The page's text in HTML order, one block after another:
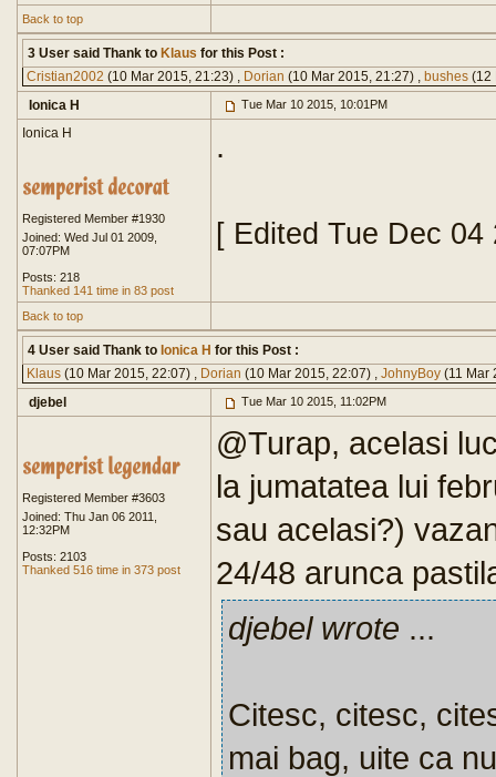
Back to top
3 User said Thank to Klaus for this Post :
Cristian2002 (10 Mar 2015, 21:23) , Dorian (10 Mar 2015, 21:27) , bushes (12
Ionica H
Tue Mar 10 2015, 10:01PM
Ionica H
Registered Member #1930
Joined: Wed Jul 01 2009,
07:07PM
Posts: 218
Thanked 141 time in 83 post
.
[ Edited Tue Dec
Back to top
4 User said Thank to Ionica H for this Post :
Klaus (10 Mar 2015, 22:07) , Dorian (10 Mar 2015, 22:07) , JohnyBoy (11 Mar
djebel
Tue Mar 10 2015, 11:02PM
Registered Member #3603
Joined: Thu Jan 06 2011,
12:32PM
Posts: 2103
Thanked 516 time in 373 post
@Turap, acelasi
la jumatatea lui
sau acelasi?)
24/48 arunca
djebel wrote ...
Citesc, citesc,
mai bag, uite ca